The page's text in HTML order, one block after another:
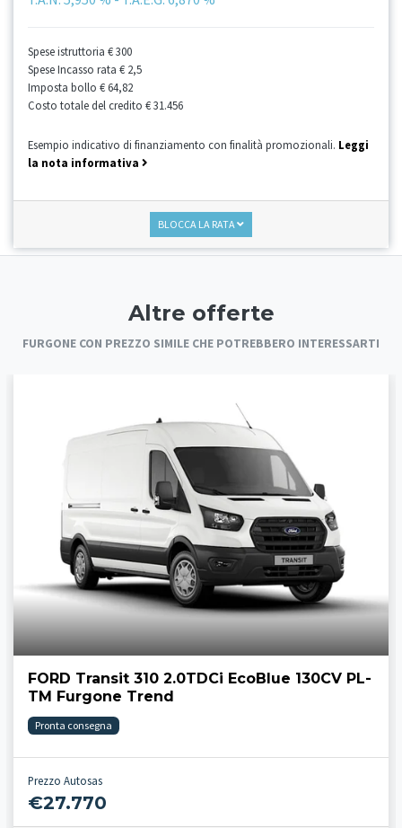
Spese istruttoria € 300
Spese Incasso rata € 2,5
Imposta bollo € 64,82
Costo totale del credito € 31.456
Esempio indicativo di finanziamento con finalità promozionali. Leggi
la nota informativa
BLOCCA LA RATA
Altre offerte
FURGONE CON PREZZO SIMILE CHE POTREBBERO INTERESSARTI
FORD Transit 310 2.0TDCi EcoBlue 130CV PL-
TM Furgone Trend
Pronta consegna
Prezzo Autosas
€27.770